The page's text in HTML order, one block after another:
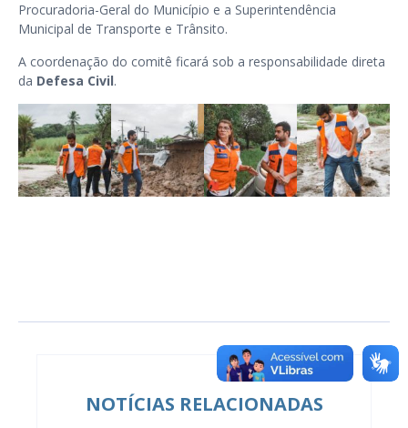
Procuradoria-Geral do Município e a Superintendência
Municipal de Transporte e Trânsito.
A coordenação do comitê ficará sob a responsabilidade direta
da Defesa Civil.
NOTÍCIAS RELACIONADAS